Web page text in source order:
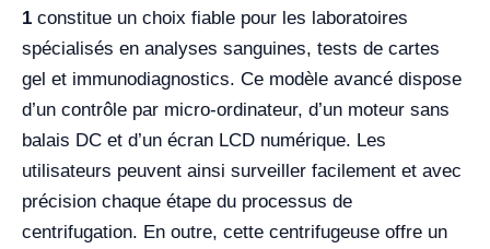
1 constitue un choix fiable pour les laboratoires
spécialisés en analyses sanguines, tests de cartes
gel et immunodiagnostics. Ce modèle avancé dispose
d’un contrôle par micro-ordinateur, d’un moteur sans
balais DC et d’un écran LCD numérique. Les
utilisateurs peuvent ainsi surveiller facilement et avec
précision chaque étape du processus de
centrifugation. En outre, cette centrifugeuse offre un